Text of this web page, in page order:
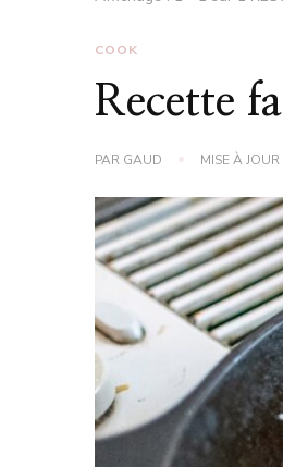
COOK
Recette
PAR GAUD MISE À JOUR